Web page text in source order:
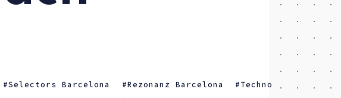
Selectors Barcelona Rezonanz Barcelona
Techno